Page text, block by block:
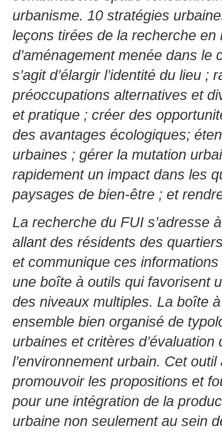
urbanisme. 10 stratégies
leçons tirées de la recherche en
d’aménagement menée dans le
s’agit d’élargir l’identité du lieu ;
préoccupations alternatives et
et pratique ; créer des
des avantages écologiques;
urbaines ; gérer la mutation
rapidement un impact dans les
paysages de bien-être ; et
La recherche du FUI s’adresse
allant des résidents des
et communique ces
une boîte à outils qui favorisent
des niveaux multiples. La boîte
ensemble bien organisé de
urbaines et critères d’évaluation
l’environnement urbain. Cet
promouvoir les propositions et
pour une intégration de la
urbaine non seulement au sein